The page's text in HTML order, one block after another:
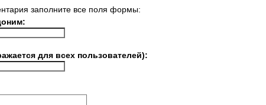
заполните все поля формы:
для всех пользователей):